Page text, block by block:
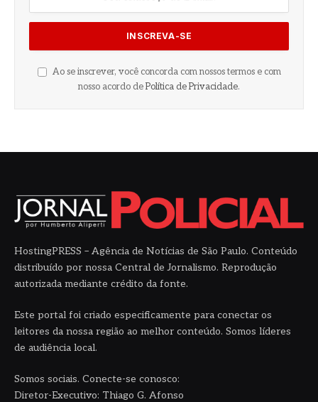
Ao se inscrever, você concorda com nossos termos e com
nosso acordo de Política de Privacidade.
HostingPRESS – Agência de Notícias de São Paulo. Conteúdo
distribuído por nossa Central de Jornalismo. Reprodução
autorizada mediante crédito da fonte.
Este portal foi criado especificamente para conectar os
leitores da nossa região ao melhor conteúdo. Somos líderes
de audiência local.
Somos sociais. Conecte-se conosco:
Diretor-Executivo: Thiago G. Afonso